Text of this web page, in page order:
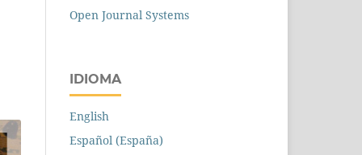
Open Journal Systems
IDIOMA
English
Español (España)